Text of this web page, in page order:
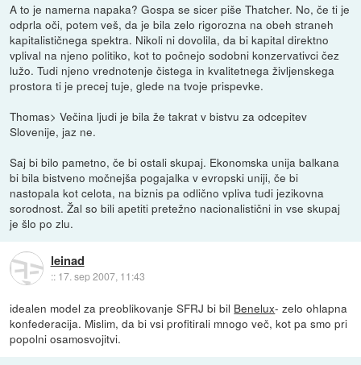
A to je namerna napaka? Gospa se sicer piše Thatcher. No, če ti je
odprla oči, potem veš, da je bila zelo rigorozna na obeh straneh
kapitalističnega spektra. Nikoli ni dovolila, da bi kapital direktno
vplival na njeno politiko, kot to počnejo sodobni konzervativci čez
lužo. Tudi njeno vrednotenje čistega in kvalitetnega življenskega
prostora ti je precej tuje, glede na tvoje prispevke.
Thomas> Večina ljudi je bila že takrat v bistvu za odcepitev
Slovenije, jaz ne.
Saj bi bilo pametno, če bi ostali skupaj. Ekonomska unija balkana
bi bila bistveno močnejša pogajalka v evropski uniji, če bi
nastopala kot celota, na biznis pa odlično vpliva tudi jezikovna
sorodnost. Žal so bili apetiti pretežno nacionalistični in vse skupaj
je šlo po zlu.
leinad
:: 17. sep 2007, 11:43
idealen model za preoblikovanje SFRJ bi bil Benelux- zelo ohlapna
konfederacija. Mislim, da bi vsi profitirali mnogo več, kot pa smo pri
popolni osamosvojitvi.